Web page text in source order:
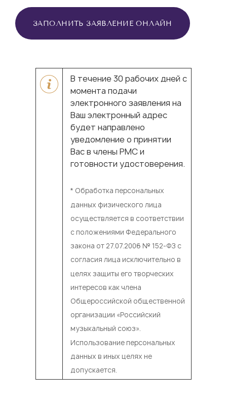
ЗАПОЛНИТЬ ЗАЯВЛЕНИЕ ОНЛАЙН
В течение 30 рабочих дней с
момента подачи
электронного заявления на
Ваш электронный адрес
будет направлено
уведомление о принятии
Вас в члены РМС и
готовности удостоверения.
* Обработка персональных
данных физического лица
осуществляется в соответствии
с положениями Федерального
закона от 27.07.2006 № 152-ФЗ с
согласия лица исключительно в
целях защиты его творческих
интересов как члена
Общероссийской общественной
организации «Российский
музыкальный союз».
Использование персональных
данных в иных целях не
допускается.